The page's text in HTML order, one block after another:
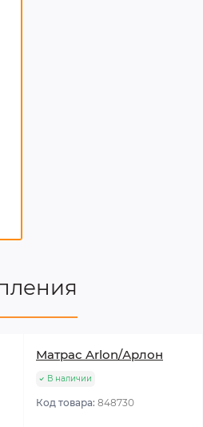
Матрас Arlon/Арлон
В наличии
Код товара: 848730